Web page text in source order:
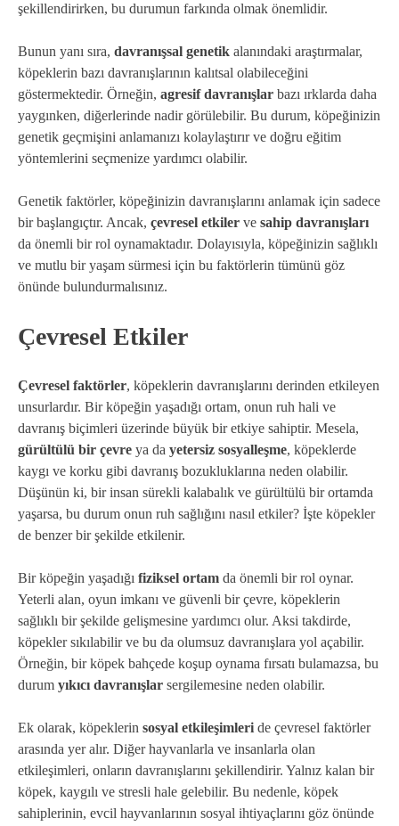
şekillendirirken, bu durumun farkında olmak önemlidir.
Bunun yanı sıra, davranışsal genetik alanındaki araştırmalar,
köpeklerin bazı davranışlarının kalıtsal olabileceğini
göstermektedir. Örneğin, agresif davranışlar bazı ırklarda daha
yaygınken, diğerlerinde nadir görülebilir. Bu durum, köpeğinizin
genetik geçmişini anlamanızı kolaylaştırır ve doğru eğitim
yöntemlerini seçmenize yardımcı olabilir.
Genetik faktörler, köpeğinizin davranışlarını anlamak için sadece
bir başlangıçtır. Ancak, çevresel etkiler ve sahip davranışları
da önemli bir rol oynamaktadır. Dolayısıyla, köpeğinizin sağlıklı
ve mutlu bir yaşam sürmesi için bu faktörlerin tümünü göz
önünde bulundurmalısınız.
Çevresel Etkiler
Çevresel faktörler, köpeklerin davranışlarını derinden etkileyen
unsurlardır. Bir köpeğin yaşadığı ortam, onun ruh hali ve
davranış biçimleri üzerinde büyük bir etkiye sahiptir. Mesela,
gürültülü bir çevre ya da yetersiz sosyalleşme, köpeklerde
kaygı ve korku gibi davranış bozukluklarına neden olabilir.
Düşünün ki, bir insan sürekli kalabalık ve gürültülü bir ortamda
yaşarsa, bu durum onun ruh sağlığını nasıl etkiler? İşte köpekler
de benzer bir şekilde etkilenir.
Bir köpeğin yaşadığı fiziksel ortam da önemli bir rol oynar.
Yeterli alan, oyun imkanı ve güvenli bir çevre, köpeklerin
sağlıklı bir şekilde gelişmesine yardımcı olur. Aksi takdirde,
köpekler sıkılabilir ve bu da olumsuz davranışlara yol açabilir.
Örneğin, bir köpek bahçede koşup oynama fırsatı bulamazsa, bu
durum yıkıcı davranışlar sergilemesine neden olabilir.
Ek olarak, köpeklerin sosyal etkileşimleri de çevresel faktörler
arasında yer alır. Diğer hayvanlarla ve insanlarla olan
etkileşimleri, onların davranışlarını şekillendirir. Yalnız kalan bir
köpek, kaygılı ve stresli hale gelebilir. Bu nedenle, köpek
sahiplerinin, evcil hayvanlarının sosyal ihtiyaçlarını göz önünde